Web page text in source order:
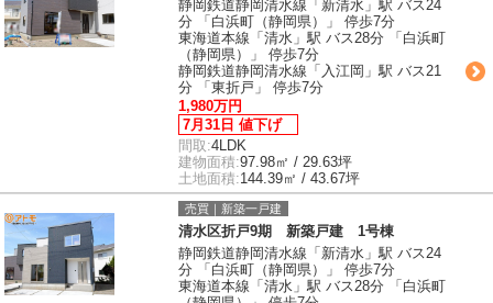
静岡鉄道静岡清水線「新清水」駅 バス24
分 「白浜町（静岡県）」 停歩7分
東海道本線「清水」駅 バス28分 「白浜町
（静岡県）」 停歩7分
静岡鉄道静岡清水線「入江岡」駅 バス21
分 「東折戸」 停歩7分
1,980万円
7月31日 値下げ
間取:4LDK
建物面積:97.98㎡ / 29.63坪
土地面積:144.39㎡ / 43.67坪
売買｜新築一戸建
清水区折戸9期 新築戸建 1号棟
静岡鉄道静岡清水線「新清水」駅 バス24
分 「白浜町（静岡県）」 停歩7分
東海道本線「清水」駅 バス28分 「白浜町